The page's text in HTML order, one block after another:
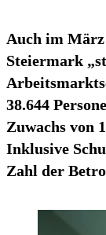
Auch im
Steiermark
38.644
Zuwachs von
Inklusive
Zahl der